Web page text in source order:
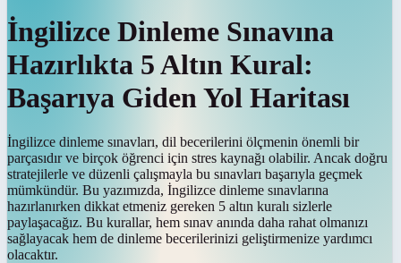
İngilizce Dinleme Sınavına
Hazırlıkta 5 Altın Kural:
Başarıya Giden Yol Haritası
İngilizce dinleme sınavları, dil becerilerini ölçmenin önemli bir
parçasıdır ve birçok öğrenci için stres kaynağı olabilir. Ancak doğru
stratejilerle ve düzenli çalışmayla bu sınavları başarıyla geçmek
mümkündür. Bu yazımızda, İngilizce dinleme sınavlarına
hazırlanırken dikkat etmeniz gereken 5 altın kuralı sizlerle
paylaşacağız. Bu kurallar, hem sınav anında daha rahat olmanızı
sağlayacak hem de dinleme becerilerinizi geliştirmenize yardımcı
olacaktır.